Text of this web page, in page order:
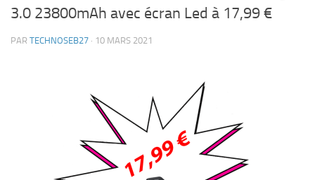
3.0 23800mAh avec écran Led à 17,99 €
PAR TECHNOSEB27 · 10 MARS 2021